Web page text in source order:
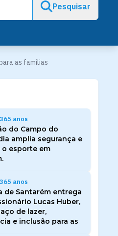
Pesquisar
as famílias
anos
do Campo do
amplia segurança e
esporte em
anos
de Santarém entrega
Lucas Huber,
de lazer,
e inclusão para as